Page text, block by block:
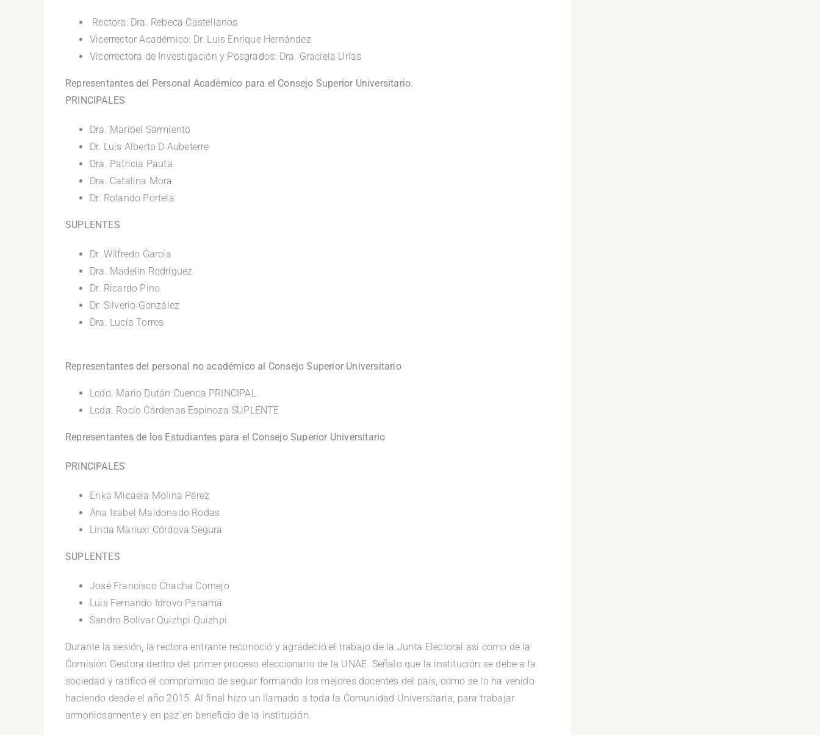
Rectora: Dra. Rebeca Castellanos
Vicerrector Académico: Dr. Luis Enrique Hernández
Vicerrectora de Investigación y Posgrados: Dra. Graciela Urías
Representantes del Personal Académico para el Consejo Superior Universitario.
PRINCIPALES
Dra. Maribel Sarmiento
Dr. Luis Alberto D Aubeterre
Dra. Patricia Pauta
Dra. Catalina Mora
Dr. Rolando Portela
SUPLENTES
Dr. Wilfredo García
Dra. Madelin Rodríguez
Dr. Ricardo Pino
Dr. Silverio González
Dra. Lucía Torres
Representantes del personal no académico al Consejo Superior Universitario
Lcdo. Mario Dután Cuenca PRINCIPAL
Lcda. Rocío Cárdenas Espinoza SUPLENTE
Representantes de los Estudiantes para el Consejo Superior Universitario
PRINCIPALES
Erika Micaela Molina Pérez
Ana Isabel Maldonado Rodas
Linda Mariuxi Córdova Segura
SUPLENTES
José Francisco Chacha Cornejo
Luis Fernando Idrovo Panamá
Sandro Bolívar Quizhpi Quizhpi
Durante la sesión, la rectora entrante reconoció y agradeció el trabajo de la Junta Electoral así como de la
Comisión Gestora dentro del primer proceso eleccionario de la UNAE. Señalo que la institución se debe a la
sociedad y ratificó el compromiso de seguir formando los mejores docentes del país, como se lo ha venido
haciendo desde el año 2015. Al final hizo un llamado a toda la Comunidad Universitaria, para trabajar
armoniosamente y en paz en beneficio de la institución.